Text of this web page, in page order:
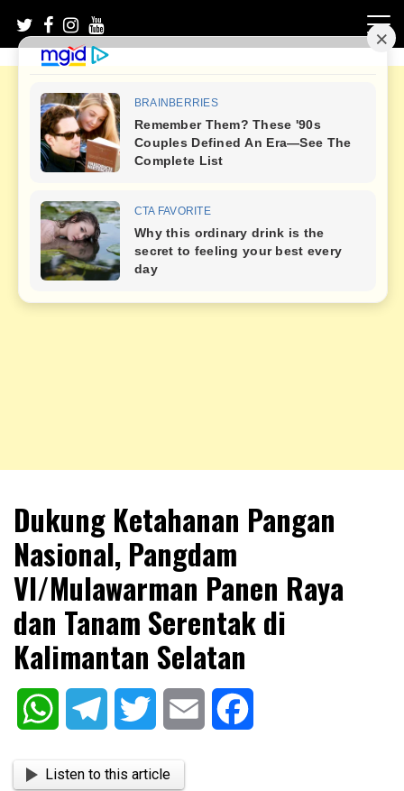
content
NKRIPOST
Dukung Ketahanan Pangan
Nasional, Pangdam
VI/Mulawarman Panen Raya
dan Tanam Serentak di
Kalimantan Selatan
WhatsAppTelegram Twitter Email
Listen to this article